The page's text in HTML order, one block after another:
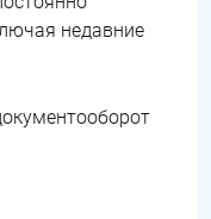
недавние